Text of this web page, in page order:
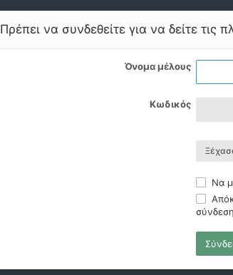
Πρέπει να συνδεθείτε για να δείτε τις
Όνομα μέλους
Κωδικός
Να